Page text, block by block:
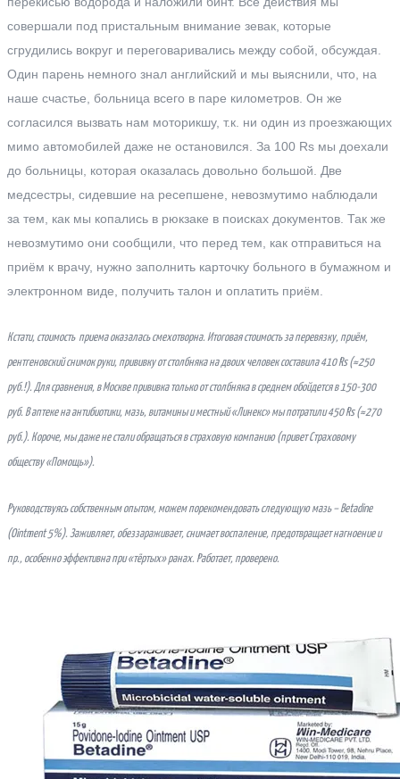
совершали под пристальным внимание зевак, которые
сгрудились вокруг и переговаривались между собой, обсуждая.
Один парень немного знал английский и мы выяснили, что, на
наше счастье, больница всего в паре километров. Он же
согласился вызвать нам моторикшу, т.к. ни один из проезжающих
мимо автомобилей даже не остановился. За 100 Rs мы доехали
до больницы, которая оказалась довольно большой. Две
медсестры, сидевшие на ресепшене, невозмутимо наблюдали
за тем, как мы копались в рюкзаке в поисках документов. Так же
невозмутимо они сообщили, что перед тем, как отправиться на
приём к врачу, нужно заполнить карточку больного в бумажном и
электронном виде, получить талон и оплатить приём.
Кстати, стоимость приема оказалась смехотворна. Итоговая стоимость за перевязку, приём,
рентгеновский снимок руки, прививку от столбняка на двоих человек составила 410Rs (≈250
руб.!). Для сравнения, в Москве прививка только от столбняка в среднем обойдется в 150-300
руб. В аптеке на антибиотики, мазь, витамины и местный «Линекс» мы потратили 450Rs (≈270
руб.). Короче, мы даже не стали обращаться в страховую компанию (привет Страховому
обществу «Помощь»).
Руководствуясь собственным опытом, можем порекомендовать следующую мазь –Betadine
(Ointment 5%). Заживляет, обеззараживает, снимает воспаление, предотвращает нагноение и
пр., особенно эффективна при «тёртых» ранах. Работает, проверено.